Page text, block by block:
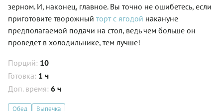
зерном. И, наконец, главное. Вы точно не ошибетесь, если
приготовите творожный торт с ягодой накануне
предполагаемой подачи на стол, ведь чем больше он
проведет в холодильнике, тем лучше!
Порций: 10
Готовка: 1 ч
Доп. время: 6 ч
Обед Выпечка